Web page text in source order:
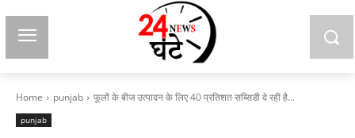
Home punjab फूलों के बीज उत्पादन के लिए 40 प्रतिशत सब्सिडी दे रही है...
punjab